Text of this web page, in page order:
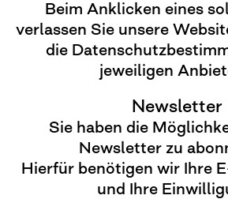
Beim Anklicken eines
verlassen Sie unsere
die
jeweiligen
Newsletter
Sie haben die
Newsletter zu
Hierfür benötigen wir Ihre
und Ihre